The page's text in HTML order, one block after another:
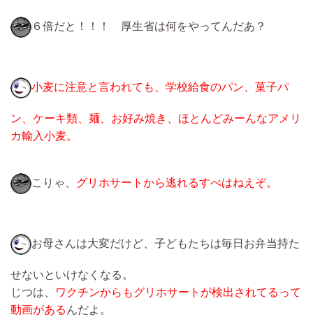
６倍だと！！！ 厚生省は何をやってんだあ？
小麦に注意と言われても、学校給食のパン、菓子パ
ン、ケーキ類、麺、お好み焼き、ほとんどみーんなアメリ
カ輸入小麦。
こりゃ、 グリホサートから逃れるすべはねえぞ。
お母さんは大変だけど、子どもたちは毎日お弁当持た
せないといけなくなる。
じつは、
ワクチンからもグリホサートが検出されてるって
動画がある んだよ。